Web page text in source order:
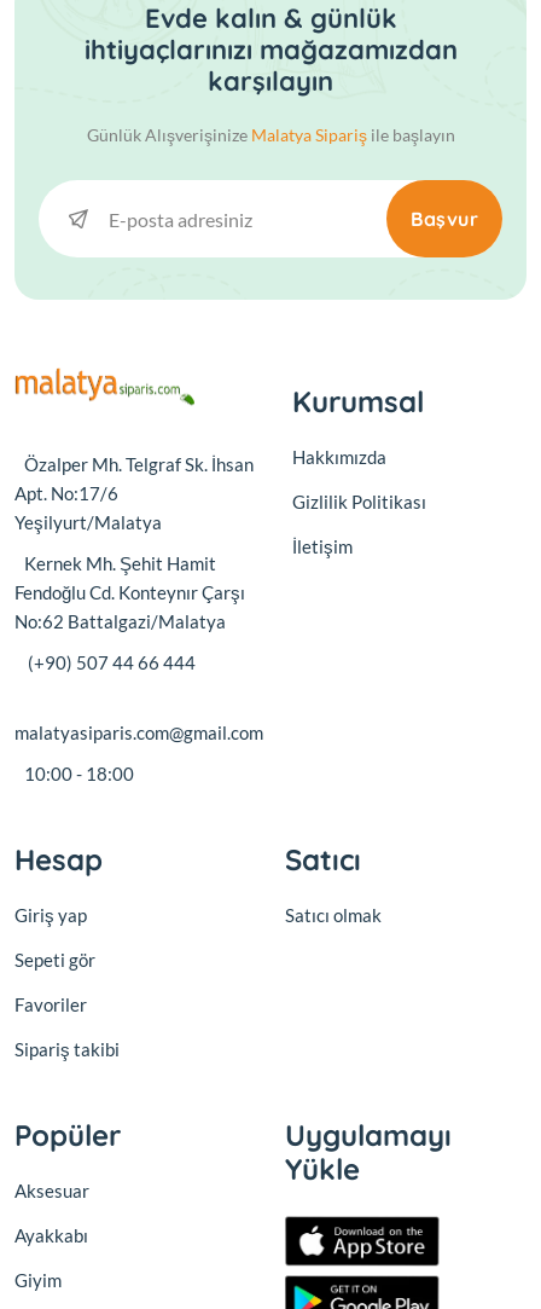
Evde kalın & günlük
ihtiyaçlarınızı mağazamızdan
karşılayın
Günlük Alışverişinize Malatya Siparişile başlayın
Başvur
Özalper Mh. Telgraf Sk. İhsan
Apt. No:17/6
Yeşilyurt/Malatya
Kernek Mh. Şehit Hamit
Fendoğlu Cd. Konteynır Çarşı
No:62 Battalgazi/Malatya
(+90) 507 44 66 444
malatyasiparis.com@gmail.com
10:00 - 18:00
Kurumsal
Hakkımızda
Gizlilik Politikası
İletişim
Hesap
Giriş yap
Sepeti gör
Favoriler
Sipariş takibi
Satıcı
Satıcı olmak
Popüler
Aksesuar
Ayakkabı
Giyim
Uygulamayı
Yükle